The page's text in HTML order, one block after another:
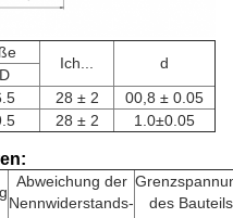
Ich... d
D
28 ± 2
00,8 ± 0.05
28 ± 2 1.0±0.05
Abweichung der
Nennwiderstands-
des Bauteils